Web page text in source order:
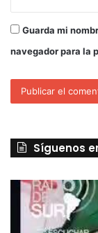
Guarda mi
navegador para la
Síguenos